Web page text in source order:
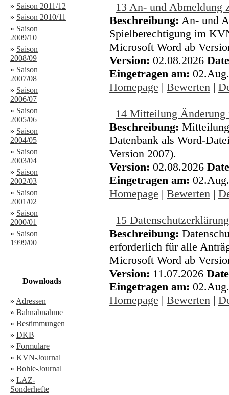
» Saison 2011/12
» Saison 2010/11
» Saison
2009/10
» Saison
2008/09
» Saison
2007/08
» Saison
2006/07
» Saison
2005/06
» Saison
2004/05
» Saison
2003/04
» Saison
2002/03
» Saison
2001/02
» Saison
2000/01
» Saison
1999/00
Downloads
» Adressen
» Bahnabnahme
» Bestimmungen
» DKB
» Formulare
» KVN-Journal
» Bohle-Journal
» LAZ-
Sonderhefte
13 An- und Abmeldung
Beschreibung: An- und
Spielberechtigung im
Microsoft Word ab
Version: 02.08.2026
Eingetragen am:
Homepage | Bewerten |
14 Mitteilung Änderung
Beschreibung:
Datenbank als Word-
Version 2007).
Version: 02.08.2026
Eingetragen am:
Homepage | Bewerten |
15
Beschreibung:
erforderlich für alle
Microsoft Word ab
Version: 11.07.2026
Eingetragen am:
Homepage | Bewerten |